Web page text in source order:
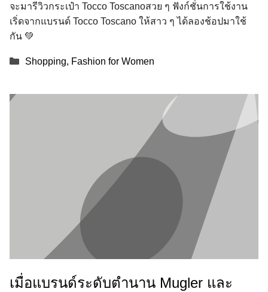
จะมารีวิวกระเป๋า Tocco Toscanoสวย ๆ ฟังก์ชั่นการใช้งาน
เริ่ดจากแบรนด์ Tocco Toscano ให้สาว ๆ ได้ลองช้อปมาใช้
กัน 💚
Categories
Shopping, Fashion for Women
เมื่อแบรนด์ระดับตำนาน Mugler และ